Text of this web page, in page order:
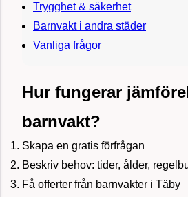
Trygghet & säkerhet
Barnvakt i andra städer
Vanliga frågor
Hur fungerar
barnvakt?
Skapa en gratis förfrågan
Beskriv behov: tider, ålder,
Få offerter från barnvakter i Täby